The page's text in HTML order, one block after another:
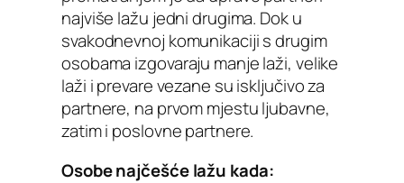
najviše lažu jedni drugima. Dok u
svakodnevnoj komunikaciji s drugim
osobama izgovaraju manje laži, velike
laži i prevare vezane su isključivo za
partnere, na prvom mjestu ljubavne,
zatim i poslovne partnere.
Osobe najčešće lažu kada: